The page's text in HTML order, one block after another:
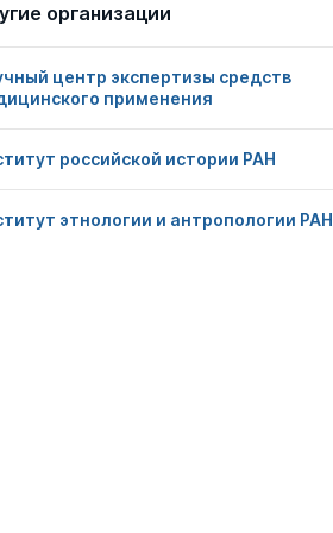
организации
центр экспертизы средств
применения
российской истории РАН
этнологии и антропологии РАН